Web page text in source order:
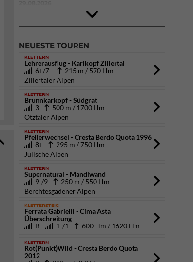
DAV Kletter- & Boulderzentrum München
Süd (Thalkirchen)
NEUESTE TOUREN
KLETTERN
Lehrerausflug - Karlkopf Zillertal
6+/7-
215 m / 570 Hm
Zillertaler Alpen
KLETTERN
Brunnkarkopf - Südgrat
3
500 m / 1700 Hm
Ötztaler Alpen
KLETTERN
Pfeilerwechsel - Cresta Berdo Quota 1996
8+
295 m / 750 Hm
Julische Alpen
KLETTERN
Supernatural - Mandlwand
9-/9
250 m / 550 Hm
Berchtesgadener Alpen
KLETTERSTEIG
Ferrata Gabrielli - Cima Asta
Überschreitung
B
1-/1 600 Hm / 1620 Hm
KLETTERN
Rot(Punkt)Wild - Cresta Berdo Quota
2012